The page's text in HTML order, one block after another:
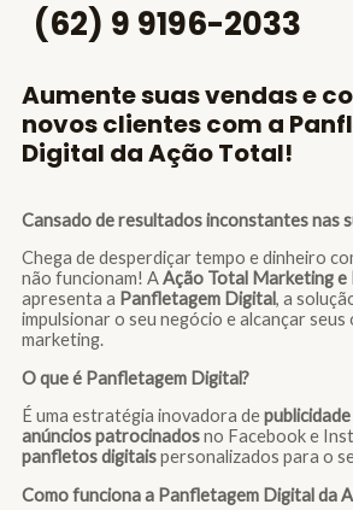
(62) 9 9196-2033
Aumente suas vendas e
novos clientes com a
Digital da Ação Total!
Cansado de resultados inconstantes nas
Chega de desperdiçar tempo e dinheiro
não funcionam! AAção Total Marketing e
apresenta a Panfletagem Digital, a
impulsionar o seu negócio e alcançar
marketing.
O que é Panfletagem Digital?
É uma estratégia inovadora de
anúncios patrocinadosno Facebook e
panfletos digitaispersonalizados para o
Como funciona a Panfletagem Digital da